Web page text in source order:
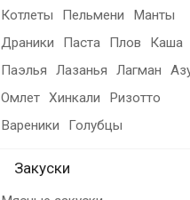
Котлеты Пельмени
Манты
Драники
Паста Плов
Каша
Паэлья
Лазанья Лагман
Омлет Хинкали
Ризотто
Вареники
Голубцы
Закуски